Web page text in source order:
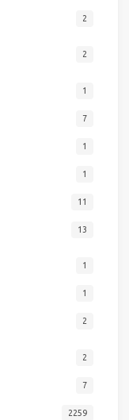
2
2
1
7
1
1
11
13
1
1
2
2
7
2259